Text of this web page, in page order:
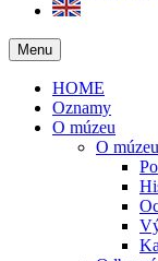
Menu
HOME
Oznamy
O múzeu
O múzeu